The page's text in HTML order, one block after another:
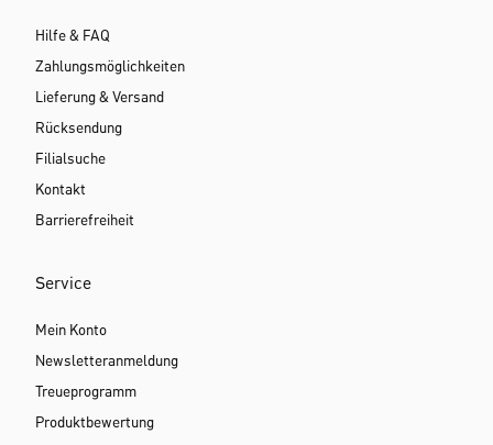
Hilfe & FAQ
Zahlungsmöglichkeiten
Lieferung & Versand
Rücksendung
Filialsuche
Kontakt
Barrierefreiheit
Service
Mein Konto
Newsletteranmeldung
Treueprogramm
Produktbewertung